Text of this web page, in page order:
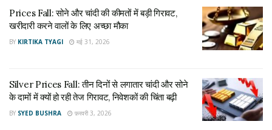
कोलकाता
10 ग्राम 22 कैरेट सोने का दाम 75,250 रुपए और 24 कैरेट सोने का भाव
चेन्नई
10 ग्राम 22 कैरेट सोने की कीमत 75,250 रुपए और 24 कैरेट का दाम
82,090 रुपए है।
Prices Fall: सोने और चांदी की कीमतों में बड़ी गिरावट,
खरीदारी करने वालों के लिए अच्छा मौका
BY KIRTIKA TYAGI मई 31, 2026
Silver Prices Fall: तीन दिनों से लगातार चांदी और सोने
के दामों में क्यों हो रही तेज गिरावट, निवेशकों की चिंता बढ़ी
BY SYED BUSHRA फ़रवरी 3, 2026